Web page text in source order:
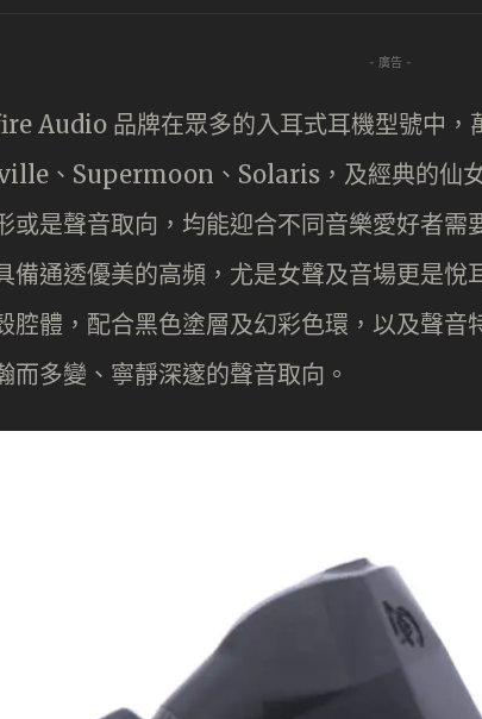
- 廣告 -
Audio 品牌在眾多的入耳式耳機型號中，
、Supermoon、Solaris，及經典的仙
或是聲音取向，均能迎合不同音樂愛好者
備通透優美的高頻，尤是女聲及音場更是
腔體，配合黑色塗層及幻彩色環，以及聲音
而多變、寧靜深邃的聲音取向。